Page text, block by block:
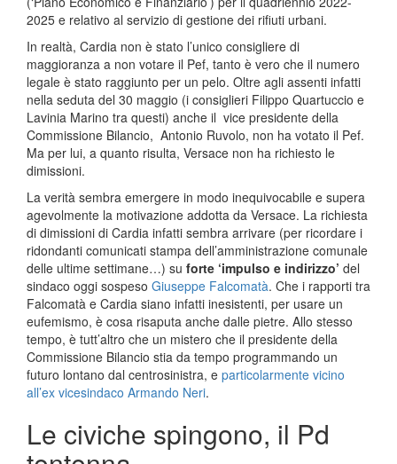
2025 e relativo al servizio di gestione dei rifiuti urbani.
In realtà, Cardia non è stato l’unico consigliere di
maggioranza a non votare il Pef, tanto è vero che il numero
legale è stato raggiunto per un pelo. Oltre agli assenti infatti
nella seduta del 30 maggio (i consiglieri Filippo Quartuccio e
Lavinia Marino tra questi) anche il vice presidente della
Commissione Bilancio, Antonio Ruvolo, non ha votato il Pef.
Ma per lui, a quanto risulta, Versace non ha richiesto le
dimissioni.
La verità sembra emergere in modo inequivocabile e supera
agevolmente la motivazione addotta da Versace. La richiesta
di dimissioni di Cardia infatti sembra arrivare (per ricordare i
ridondanti comunicati stampa dell’amministrazione comunale
delle ultime settimane…) su forte ‘impulso e indirizzo’ del
sindaco oggi sospeso Giuseppe Falcomatà. Che i rapporti tra
Falcomatà e Cardia siano infatti inesistenti, per usare un
eufemismo, è cosa risaputa anche dalle pietre. Allo stesso
tempo, è tutt’altro che un mistero che il presidente della
Commissione Bilancio stia da tempo programmando un
futuro lontano dal centrosinistra, e particolarmente vicino
all’ex vicesindaco Armando Neri.
Le civiche spingono, il Pd